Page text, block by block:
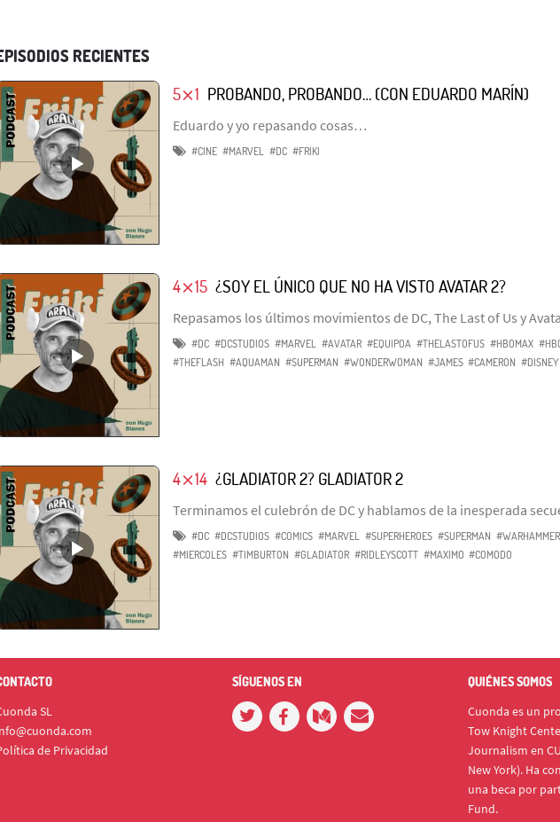
RECIENTES
5⨯1 PROBANDO, PROBANDO… (CON EDUARDO MARÍN)
Eduardo y yo repasando cosas…
#CINE #MARVEL #DC #FRIKI
4⨯15 ¿SOY EL ÚNICO QUE NO HA VISTO AVATAR 2?
Repasamos los últimos movimientos de DC, The Last of Us y
#DC #DCSTUDIOS #MARVEL #AVATAR #EQUIPOA #THELASTOFUS #HBOMAX
#THEFLASH #AQUAMAN #SUPERMAN #WONDERWOMAN #JAMES #CAMERON #DISNEY
4⨯14 ¿GLADIATOR 2? GLADIATOR 2
Terminamos el culebrón de DC y hablamos de la inesperada
#DC #DCSTUDIOS #COMICS #MARVEL #SUPERHEROES #SUPERMAN #WARHAMMER
#MIERCOLES #TIMBURTON #GLADIATOR #RIDLEYSCOTT #MAXIMO #COMODO
SL
de Privacidad
SÍGUENOS EN QUIÉNES SOMOS
Cuonda es un
Tow Knight
Journalism en
New York). Ha
una beca por
Fund.